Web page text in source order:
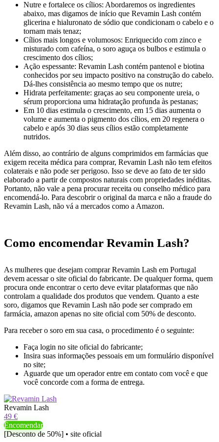
Nutre e fortalece os cílios: Abordaremos os ingredientes
abaixo, mas digamos de início que Revamin Lash contém
glicerina e hialuronato de sódio que condicionam o cabelo e o
tornam mais tenaz;
Cílios mais longos e volumosos: Enriquecido com zinco e
misturado com cafeína, o soro aguça os bulbos e estimula o
crescimento dos cílios;
Ação espessante: Revamin Lash contém pantenol e biotina
conhecidos por seu impacto positivo na construção do cabelo.
Dá-lhes consistência ao mesmo tempo que os nutre;
Hidrata perfeitamente: graças ao seu componente ureia, o
sérum proporciona uma hidratação profunda às pestanas;
Em 10 dias estimula o crescimento, em 15 dias aumenta o
volume e aumenta o pigmento dos cílios, em 20 regenera o
cabelo e após 30 dias seus cílios estão completamente
nutridos.
Além disso, ao contrário de alguns comprimidos em farmácias que
exigem receita médica para comprar, Revamin Lash não tem efeitos
colaterais e não pode ser perigoso. Isso se deve ao fato de ter sido
elaborado a partir de compostos naturais com propriedades inéditas.
Portanto, não vale a pena procurar receita ou conselho médico para
encomendá-lo. Para descobrir o original da marca e não a fraude do
Revamin Lash, não vá a mercados como a Amazon.
Como encomendar Revamin Lash?
As mulheres que desejam comprar Revamin Lash em Portugal
devem acessar o site oficial do fabricante. De qualquer forma, quem
procura onde encontrar o certo deve evitar plataformas que não
controlam a qualidade dos produtos que vendem. Quanto a este
soro, digamos que Revamin Lash não pode ser comprado em
farmácia, amazon apenas no site oficial com 50% de desconto.
Para receber o soro em sua casa, o procedimento é o seguinte:
Faça login no site oficial do fabricante;
Insira suas informações pessoais em um formulário disponível
no site;
Aguarde que um operador entre em contato com você e que
você concorde com a forma de entrega.
Revamin Lash
49 €
Encomendar
[Desconto de 50%] • site oficial